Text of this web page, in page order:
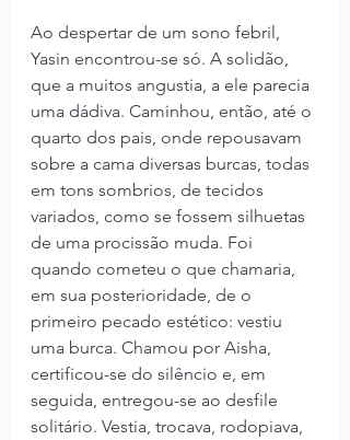
Ao despertar de um sono febril,
Yasin encontrou-se só. A solidão,
que a muitos angustia, a ele parecia
uma dádiva. Caminhou, então, até o
quarto dos pais, onde repousavam
sobre a cama diversas burcas, todas
em tons sombrios, de tecidos
variados, como se fossem silhuetas
de uma procissão muda. Foi
quando cometeu o que chamaria,
em sua posterioridade, de o
primeiro pecado estético: vestiu
uma burca. Chamou por Aisha,
certificou-se do silêncio e, em
seguida, entregou-se ao desfile
solitário. Vestia, trocava, rodopiava,